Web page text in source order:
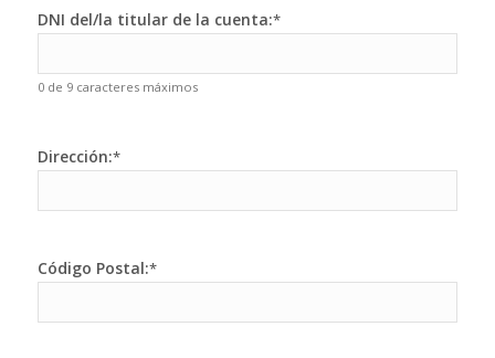
DNI del/la titular de la cuenta:*
0 de 9 caracteres máximos
Dirección:*
Código Postal:*